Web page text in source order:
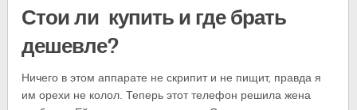
Стои ли купить и где брать
дешевле?
Ничего в этом аппарате не скрипит и не пищит, правда я
им орехи не колол. Теперь этот телефон решила жена